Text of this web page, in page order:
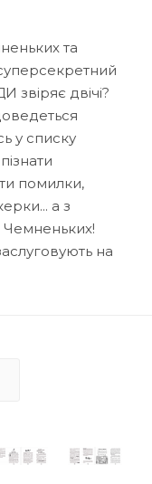
та
звіряє двічі?
у списку
помилки,
а з
на